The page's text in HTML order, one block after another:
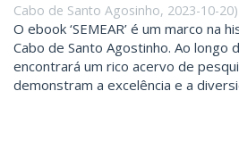
Cabo de Santo Agosinho, 2023-10-20)
O ebook ‘SEMEAR’ é um marco na
Cabo de Santo Agostinho. Ao longo
encontrará um rico acervo de
demonstram a excelência e a